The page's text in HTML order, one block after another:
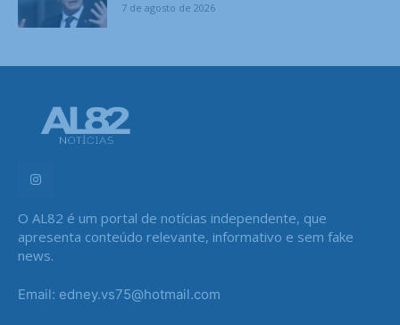
7 de agosto de 2026
O AL82 é um portal de notícias independente, que
apresenta conteúdo relevante, informativo e sem fake
news.
Email: edney.vs75@hotmail.com